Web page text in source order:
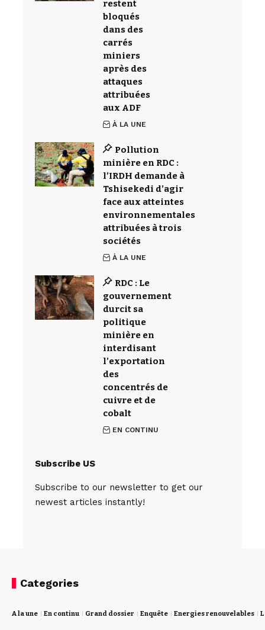
restent
bloqués
dans des
carrés
miniers
après des
attaques
attribuées
aux ADF
À LA UNE
Pollution
minière en RDC :
l’IRDH demande à
Tshisekedi d’agir
face aux atteintes
environnementales
attribuées à trois
sociétés
À LA UNE
RDC : Le
gouvernement
durcit sa
politique
minière en
interdisant
l’exportation
des
concentrés de
cuivre et de
cobalt
EN CONTINU
Subscribe US
Subscribe to our newsletter to get our
newest articles instantly!
Categories
A la une En continu Grand dossier Enquête Energies renouvelables